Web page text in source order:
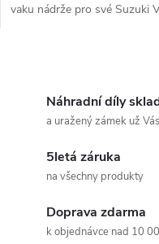
vaku nádrže pro své Suzuki
Náhradní díly
a uražený zámek už
5letá záruka
na všechny produkty
Doprava zdarma
k objednávce nad 10